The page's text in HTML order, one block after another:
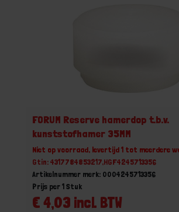
FORUM Reserve hamerdop t.b.v.
kunststofhamer 35MM
Niet op voorraad, levertijd 1 tot meerdere
Gtin: 4317784853217,HGF4245713356
Artikelnummer merk: 0004245713356
€ 4,03 incl. BTW
Prijs per 1 Stuk